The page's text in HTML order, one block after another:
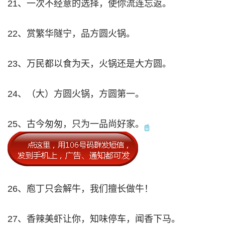
21、一次不经意的选择，使你流连忘返。
22、赏繁华隧宁，品方圆火锅。
23、万民都以食为天，火锅还是大方圆。
24、（大）方圆火锅，方圆第一。
25、古今匆匆，只为一品尚好家。
26、庖丁只会解牛，我们擅长做牛！
27、香辣美虾让你，知味停车，闻香下马。